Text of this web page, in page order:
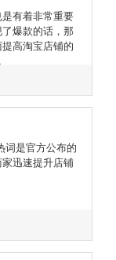
有着非常重要
爆款的话，那
高淘宝店铺的
词是官方公布的
迅速提升店铺